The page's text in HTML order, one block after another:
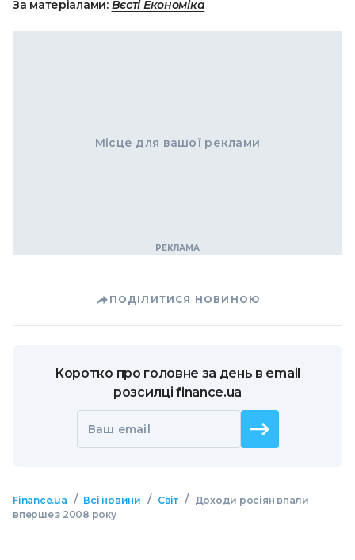
За матеріалами: Вєсті Економіка
Місце для вашої реклами
ПОДІЛИТИСЯ НОВИНОЮ
Коротко про головне за день в email
розсилці finance.ua
Ваш email
Finance.ua / Всі новини / Світ /
Доходи росіян впали
вперше з 2008 року